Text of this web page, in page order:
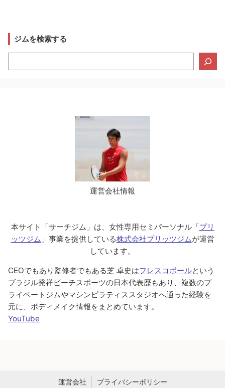
ジムを検索する
索
運営会社情報
本サイト「サーチジム」は、女性専用セミパーソナル「プリ
ッツジム 」事業を提供している株式会社プリッツジムが運営
しています。
CEOでもあり監修者でもある芝 卓史はフレスコボールという
ブラジル発祥ビーチスポーツの日本代表歴もあり、複数のプ
ライベートジムやマシンピラティススタジオへ通った経験を
元に、ボディメイク情報をまとめています。
YouTube
運営会社 プライバシーポリシー